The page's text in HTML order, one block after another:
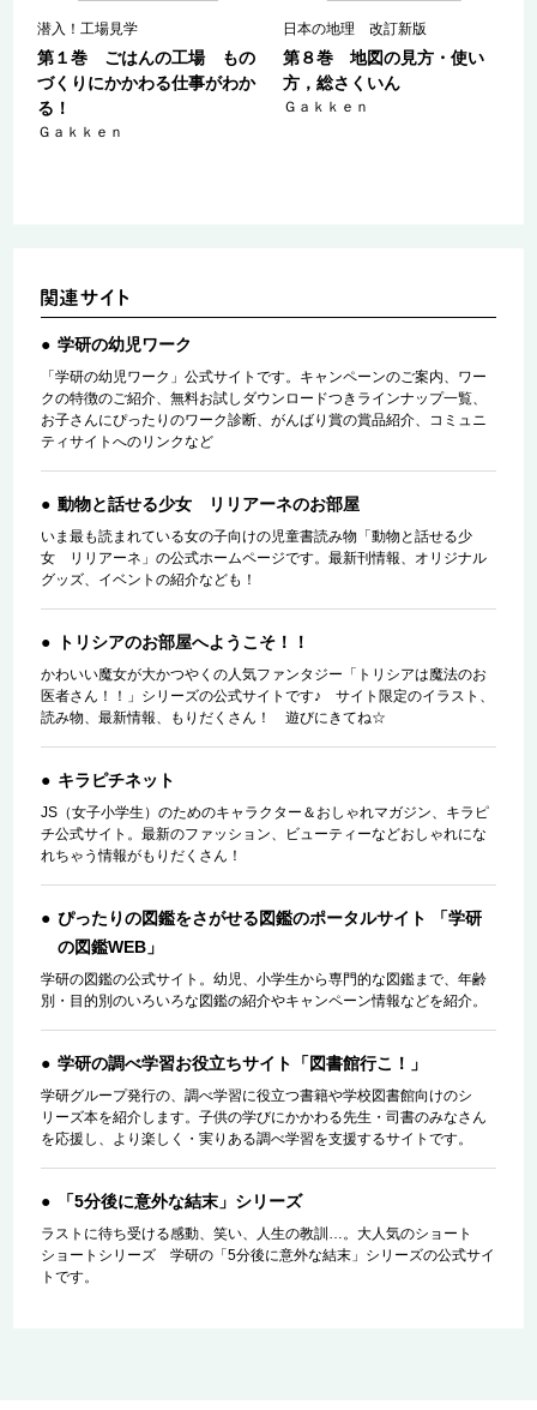
潜入！工場見学
第１巻 ごはんの工場 もの
づくりにかかわる仕事がわか
る！
Ｇａｋｋｅｎ
日本の地理 改訂新版
第８巻 地図の見方・使い
方，総さくいん
Ｇａｋｋｅｎ
学研の幼児ワーク
「学研の幼児ワーク」公式サイトです。キャンペーンのご案内、ワー
クの特徴のご紹介、無料お試しダウンロードつきラインナップ一覧、
お子さんにぴったりのワーク診断、がんばり賞の賞品紹介、コミュニ
ティサイトへのリンクなど
動物と話せる少女 リリアーネのお部屋
いま最も読まれている女の子向けの児童書読み物「動物と話せる少
女 リリアーネ」の公式ホームページです。最新刊情報、オリジナル
グッズ、イベントの紹介なども！
トリシアのお部屋へようこそ！！
かわいい魔女が大かつやくの人気ファンタジー「トリシアは魔法のお
医者さん！！」シリーズの公式サイトです♪ サイト限定のイラスト、
読み物、最新情報、もりだくさん！ 遊びにきてね☆
キラピチネット
JS（女子小学生）のためのキャラクター＆おしゃれマガジン、キラピ
チ公式サイト。最新のファッション、ビューティーなどおしゃれにな
れちゃう情報がもりだくさん！
ぴったりの図鑑をさがせる図鑑のポータルサイト 「学研
の図鑑WEB」
学研の図鑑の公式サイト。幼児、小学生から専門的な図鑑まで、年齢
別・目的別のいろいろな図鑑の紹介やキャンペーン情報などを紹介。
学研の調べ学習お役立ちサイト「図書館行こ！」
学研グループ発行の、調べ学習に役立つ書籍や学校図書館向けのシ
リーズ本を紹介します。子供の学びにかかわる先生・司書のみなさん
を応援し、より楽しく・実りある調べ学習を支援するサイトです。
「5分後に意外な結末」シリーズ
ラストに待ち受ける感動、笑い、人生の教訓…。大人気のショート
ショートシリーズ 学研の「5分後に意外な結末」シリーズの公式サイ
トです。